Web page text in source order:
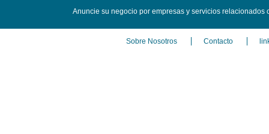
Anuncie su negocio por empresas y servicios relacionados
Sobre Nosotros Contacto